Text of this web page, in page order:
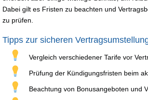
Dabei gilt es Fristen zu beachten und
zu prüfen.
Tipps zur sicheren
Vergleich verschiedener Tarife vor
Prüfung der Kündigungsfristen beim
Beachtung von Bonusangeboten und